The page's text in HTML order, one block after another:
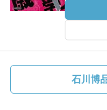
石川博